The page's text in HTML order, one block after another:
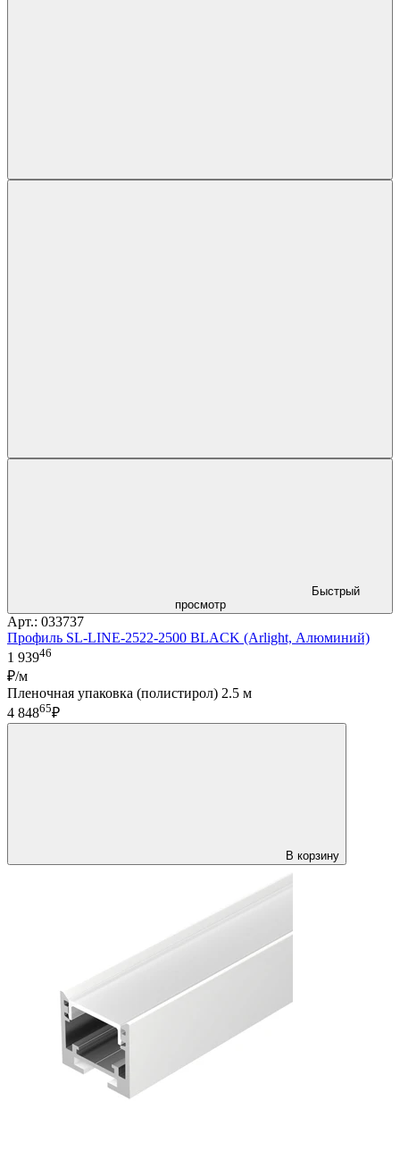
Быстрый
просмотр
Арт.: 033737
Профиль SL-LINE-2522-2500 BLACK (Arlight, Алюминий)
1 93946
₽/м
Пленочная упаковка (полистирол) 2.5 м
4 84865₽
В корзину